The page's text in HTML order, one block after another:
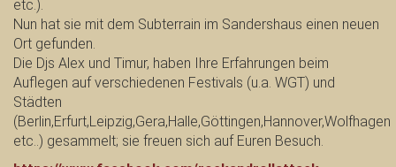
etc.).
Nun hat sie mit dem Subterrain im Sandershaus einen neuen
Ort gefunden.
Die Djs Alex und Timur, haben Ihre Erfahrungen beim
Auflegen auf verschiedenen Festivals (u.a. WGT) und
Städten
(Berlin,Erfurt,Leipzig,Gera,Halle,Göttingen,Hannover,Wolfhagen
etc..) gesammelt; sie freuen sich auf Euren Besuch.